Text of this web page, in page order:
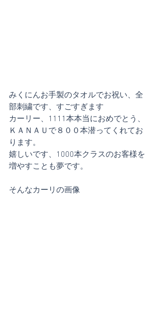
みくにんお手製のタオルでお祝い、全
部刺繍です、すごすぎます
カーリー、1111本本当におめでとう、
ＫＡＮＡＵで８００本潜ってくれてお
ります。
嬉しいです、1000本クラスのお客様を
増やすことも夢です。
そんなカーリの画像